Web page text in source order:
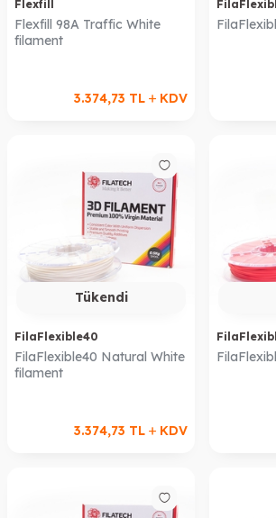
Flexfill
Flexfill 98A Traffic White
filament
3.374,73 TL KDV
Tükendi
FilaFlexible40
FilaFlexible40 Natural White
filament
3.374,73 TL KDV